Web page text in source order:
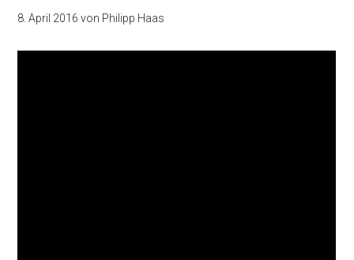
8. April 2016 von Philipp Haas